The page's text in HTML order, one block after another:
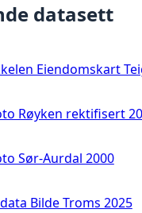
datasett
Eiendomskart
Røyken rektifisert
Sør-Aurdal 2000
Bilde Troms 2025